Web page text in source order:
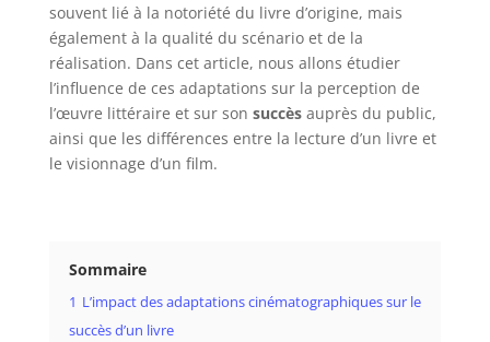
souvent lié à la notoriété du livre d’origine, mais
également à la qualité du scénario et de la
réalisation. Dans cet article, nous allons étudier
l’influence de ces adaptations sur la perception de
l’œuvre littéraire et sur son succèsauprès du public,
ainsi que les différences entre la lecture d’un livre et
le visionnage d’un film.
Sommaire
1 L’impact des adaptations cinématographiques sur le
succès d’un livre